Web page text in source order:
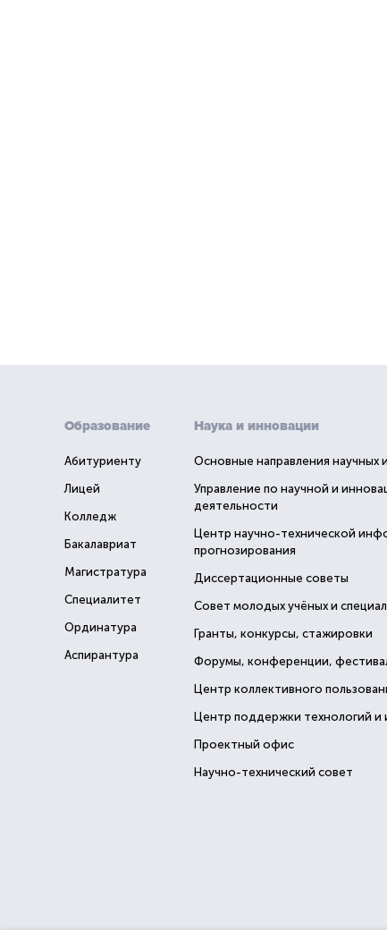
Образование
Абитуриенту
Лицей
Колледж
Бакалавриат
Магистратура
Специалитет
Ординатура
Аспирантура
Наука и инновации
Основные направления научных
Управление по научной и
деятельности
Центр научно-технической
прогнозирования
Диссертационные советы
Совет молодых учёных и
Гранты, конкурсы, стажировки
Форумы, конференции,
Центр коллективного
Центр поддержки технологий и
Проектный офис
Научно-технический совет